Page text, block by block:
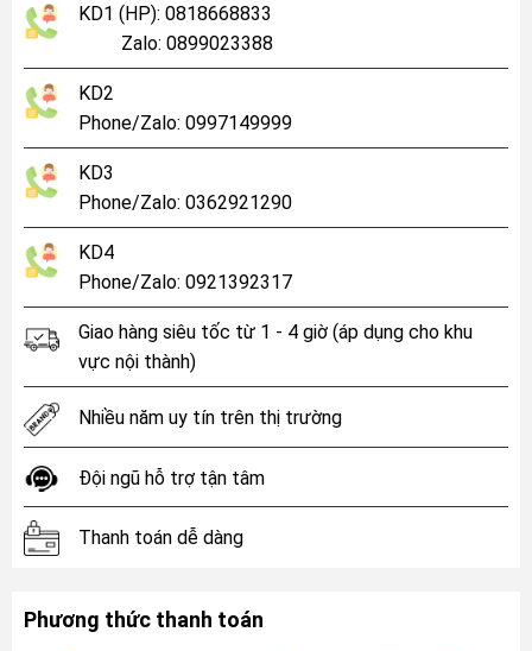
KD1 (HP): 0818668833
Zalo: 0899023388
KD2
Phone/Zalo: 0997149999
KD3
Phone/Zalo: 0362921290
KD4
Phone/Zalo: 0921392317
Giao hàng siêu tốc từ 1 - 4 giờ (áp dụng cho khu
vực nội thành)
Nhiều năm uy tín trên thị trường
Đội ngũ hỗ trợ tận tâm
Thanh toán dễ dàng
Phương thức thanh toán